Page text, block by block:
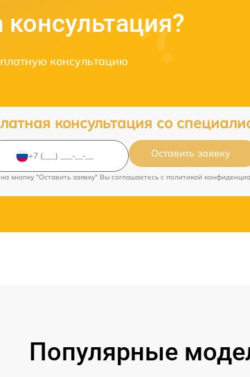
консультацию
консультация со
Оставить заявку
кнопку "Оставить заявку" Вы соглашаетесь c политикой
Популярные